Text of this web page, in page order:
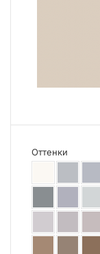
Оттенки